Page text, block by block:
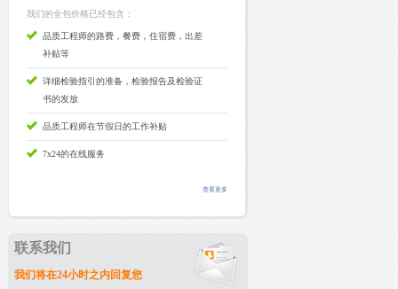
我们的全包价格已经包含：
品质工程师的路费，餐费，住宿费，出差
补贴等
详细检验指引的准备，检验报告及检验证
书的发放
品质工程师在节假日的工作补贴
7x24的在线服务
查看更多
联系我们
我们将在24小时之内回复您